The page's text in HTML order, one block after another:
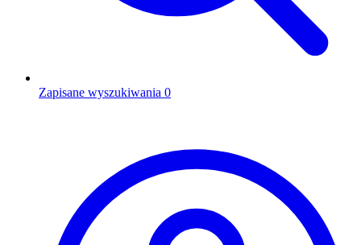
Zapisane wyszukiwania 0